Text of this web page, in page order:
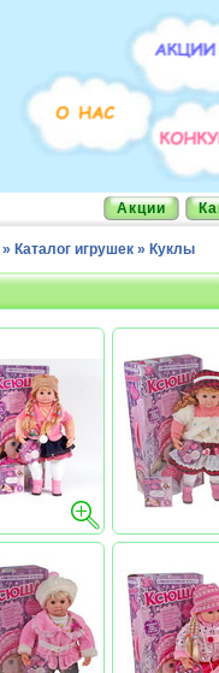
Акции
» Каталог игрушек » Куклы